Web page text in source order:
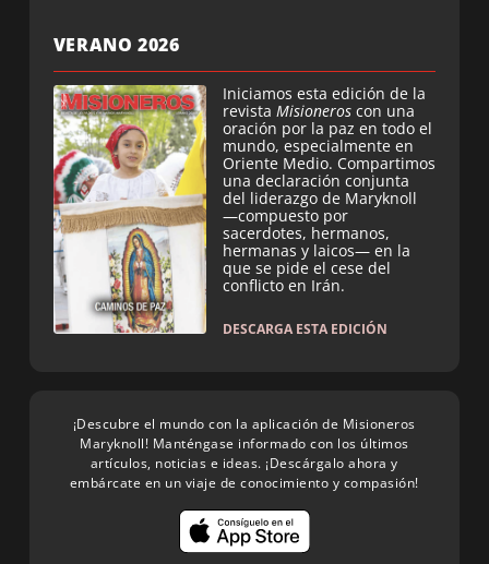
VERANO 2026
Iniciamos esta edición de la
revista Misioneros con una
oración por la paz en todo el
mundo, especialmente en
Oriente Medio. Compartimos
una declaración conjunta
del liderazgo de Maryknoll
—compuesto por
sacerdotes, hermanos,
hermanas y laicos— en la
que se pide el cese del
conflicto en Irán.
DESCARGA ESTA EDICIÓN
¡Descubre el mundo con la aplicación de Misioneros
Maryknoll! Manténgase informado con los últimos
artículos, noticias e ideas. ¡Descárgalo ahora y
embárcate en un viaje de conocimiento y compasión!